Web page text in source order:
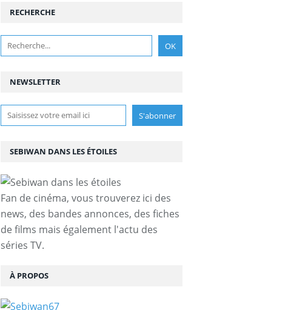
NEWSLETTER
RECHERCHE
SEBIWAN DANS LES ÉTOILES
Fan de cinéma, vous trouverez ici des
news, des bandes annonces, des fiches
de films mais également l'actu des
séries TV.
À PROPOS